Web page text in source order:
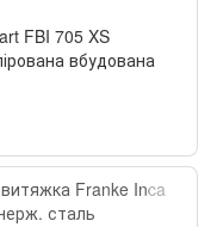
FBI 705 XS
вбудована